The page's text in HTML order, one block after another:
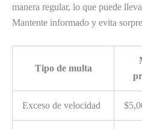
manera regular, lo que puede
Mantente informado y evita
Tipo de multa
Exceso de velocidad